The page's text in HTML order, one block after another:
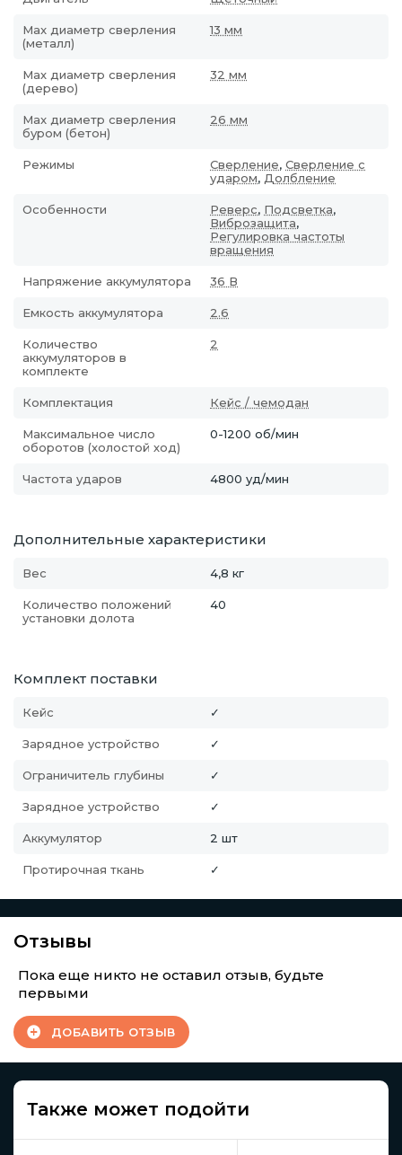
Max диаметр сверления
(металл)
13 мм
Мах диаметр сверления
(дерево)
32 мм
Max диаметр сверления
буром (бетон)
26 мм
Режимы Сверление, Сверление с
ударом, Долбление
Особенности Реверс, Подсветка,
Виброзащита,
Регулировка частоты
вращения
Напряжение аккумулятора 36 В
Емкость аккумулятора 2.6
Количество
аккумуляторов в
комплекте
2
Комплектация Кейс / чемодан
Максимальное число
оборотов (холостой ход)
0-1200 об/мин
Частота ударов 4800 уд/мин
Дополнительные характеристики
Вес 4,8 кг
Количество положений
установки долота
40
Комплект поставки
Кейс ✓
Зарядное устройство ✓
Ограничитель глубины ✓
Зарядное устройство ✓
Аккумулятор 2 шт
Протирочная ткань ✓
Отзывы
Пока еще никто не оставил отзыв, будьте
первыми
ДОБАВИТЬ ОТЗЫВ
Также может подойти